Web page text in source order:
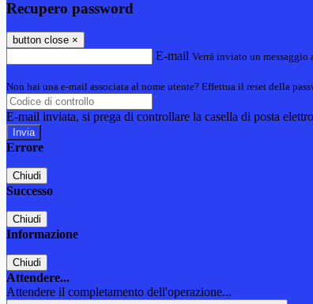
Recupero password
button close ×
E-mail Verrà inviato un
Non hai una e-mail associata al nome utente? Effettua il reset della
E-mail inviata, si prega di controllare la casella di posta
Errore
Chiudi
Successo
Chiudi
Informazione
Chiudi
Attendere...
Attendere il completamento dell'operazione...